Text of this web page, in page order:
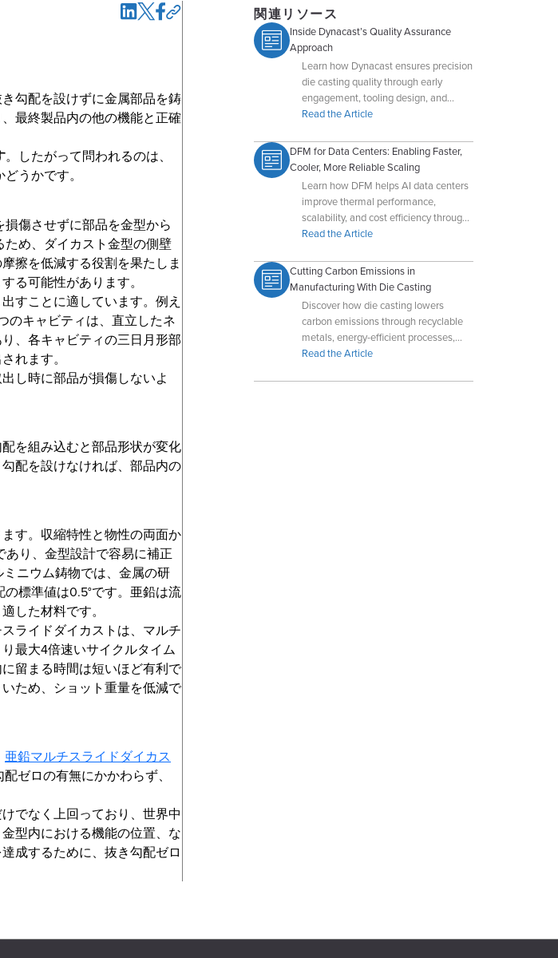
勾配を設けずに金属部品を鋳
最終製品内の他の機能と正確
。したがって問われるのは、
うかです。
損傷させずに部品を金型から
め、ダイカスト金型の側壁
擦を低減する役割を果たしま
る可能性があります。
すことに適しています。例え
のキャビティは、直立したネ
、各キャビティの三日月形部
れます。
し時に部品が損傷しないよ
を組み込むと部品形状が変化
配を設けなければ、部品内の
す。収縮特性と物性の両面か
あり、金型設計で容易に補正
ニウム鋳物では、金属の研
標準値は0.5°です。亜鉛は流
した材料です。
ライドダイカストは、マルチ
最大4倍速いサイクルタイム
留まる時間は短いほど有利で
ため、ショット重量を低減で
亜鉛マルチスライドダイカス
ゼロの有無にかかわらず、
でなく上回っており、世界中
型内における機能の位置、な
成するために、抜き勾配ゼロ
関連リソース
Inside Dynacast’s Quality Assurance
Approach
Learn how Dynacast ensures precision
die casting quality through early
engagement, tooling design, and
advanced QA technologies.
Read the Article
DFM for Data Centers: Enabling Faster,
Cooler, More Reliable Scaling
Learn how DFM helps AI data centers
improve thermal performance,
scalability, and cost efficiency through
early collaboration with Dynacast.
Read the Article
Cutting Carbon Emissions in
Manufacturing With Die Casting
Discover how die casting lowers
carbon emissions through recyclable
metals, energy-efficient processes,
and sustainable manufacturing
Read the Article